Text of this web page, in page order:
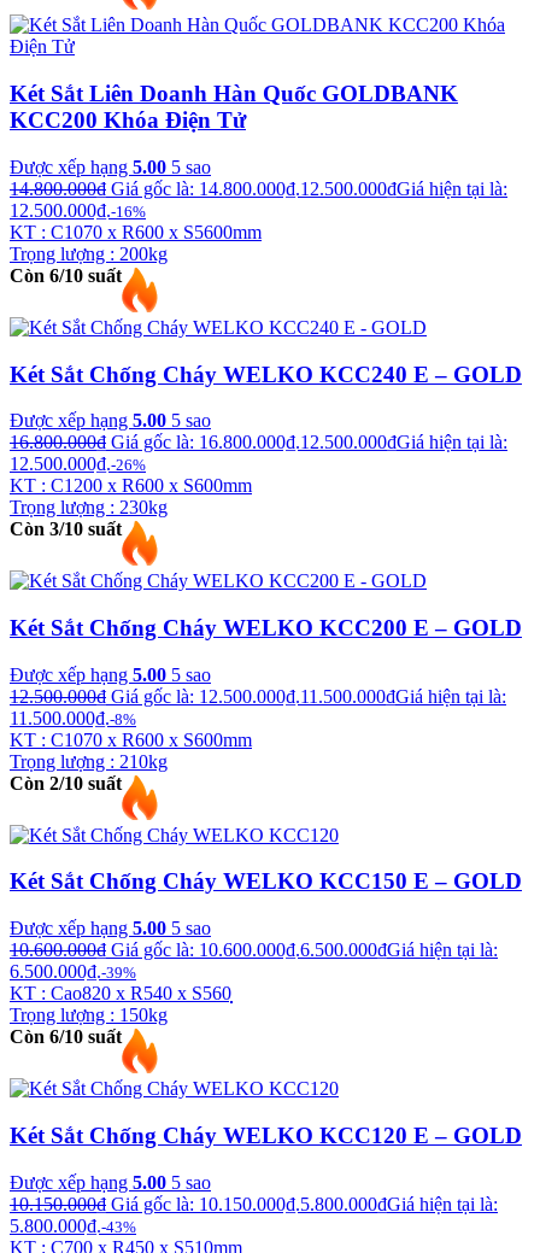
Két Sắt Liên Doanh Hàn Quốc GOLDBANK
KCC200 Khóa Điện Tử
Được xếp hạng 5.00 5 sao
14.800.000₫ Giá gốc là: 14.800.000₫.12.500.000₫Giá hiện tại là:
12.500.000₫.-16%
KT : C1070 x R600 x S5600mm
Trọng lượng : 200kg
Còn 6/10 suất
Két Sắt Chống Cháy WELKO KCC240 E – GOLD
Được xếp hạng 5.00 5 sao
16.800.000₫ Giá gốc là: 16.800.000₫.12.500.000₫Giá hiện tại là:
12.500.000₫.-26%
KT : C1200 x R600 x S600mm
Trọng lượng : 230kg
Còn 3/10 suất
Két Sắt Chống Cháy WELKO KCC200 E – GOLD
Được xếp hạng 5.00 5 sao
12.500.000₫ Giá gốc là: 12.500.000₫.11.500.000₫Giá hiện tại là:
11.500.000₫.-8%
KT : C1070 x R600 x S600mm
Trọng lượng : 210kg
Còn 2/10 suất
Két Sắt Chống Cháy WELKO KCC150 E – GOLD
Được xếp hạng 5.00 5 sao
10.600.000₫ Giá gốc là: 10.600.000₫.6.500.000₫Giá hiện tại là:
6.500.000₫.-39%
KT : Cao820 x R540 x S560̣̣̣̣
Trọng lượng : 150kg
Còn 6/10 suất
Két Sắt Chống Cháy WELKO KCC120 E – GOLD
Được xếp hạng 5.00 5 sao
10.150.000₫ Giá gốc là: 10.150.000₫.5.800.000₫Giá hiện tại là:
5.800.000₫.-43%
KT : C700 x R450 x S510mm